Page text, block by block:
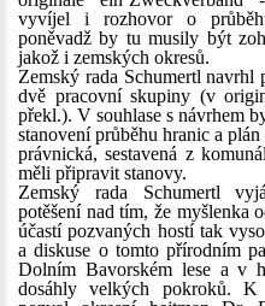
vyvíjel i rozhovor o
poněvadž by tu musily být
jakož i zemských okresů.
Zemský rada Schumertl navrhl
dvě pracovní skupiny (v
překl.). V souhlase s návrhem
stanovení průběhu hranic a
právnická, sestavená z
měli připravit stanovy.
Zemský rada Schumertl
potěšení nad tím, že myšlenka
účastí pozvaných hostí tak
a diskuse o tomto přírodním
Dolním Bavorském lese a v
dosáhly velkých pokroků. K